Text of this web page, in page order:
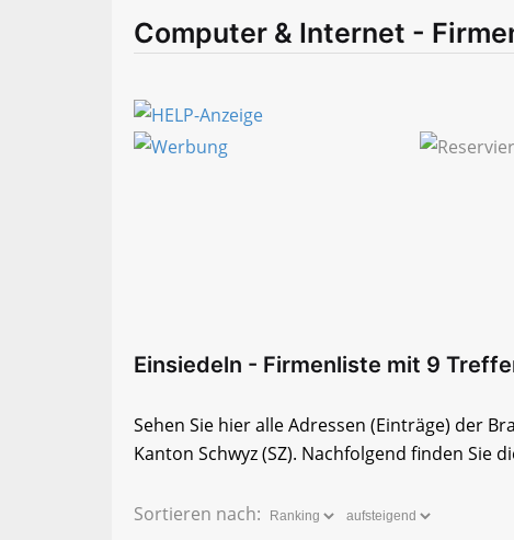
Computer & Internet -
Einsiedeln - Firmenliste mit 9
Sehen Sie hier alle Adressen (Einträge) der
Kanton Schwyz (SZ). Nachfolgend finden Sie
Sortieren nach: